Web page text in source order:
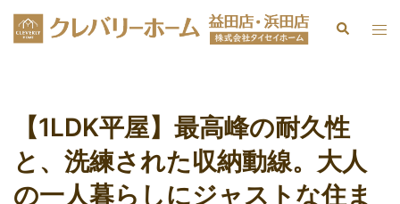
【1LDK平屋】最高峰の耐久性
と、洗練された収納動線。大人
の一人暮らしにジャストな住ま